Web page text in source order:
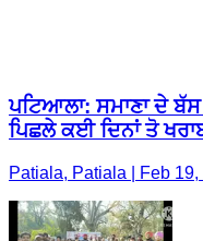
ਪਟਿਆਲਾ: ਸਮਾਣਾ ਦੇ
ਪਿਛਲੇ ਕਈ ਦਿਨਾਂ ਤੋ
Patiala, Patiala | Feb 19,